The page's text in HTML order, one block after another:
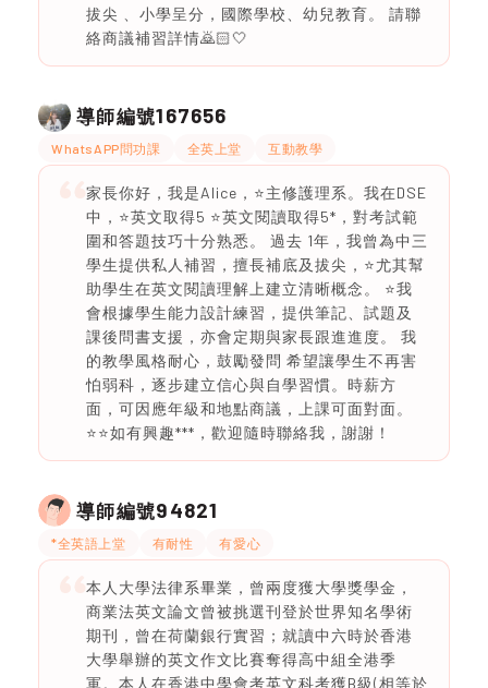
拔尖 、小學呈分，國際學校、幼兒教育。 請聯
絡商議補習詳情🙇🏻🤍
導師編號167656
WhatsAPP問功課 全英上堂 互動教學
家長你好，我是Alice，⭐️主修護理系。我在DSE
中，⭐️英文取得5 ⭐️英文閱讀取得5*，對考試範
圍和答題技巧十分熟悉。 過去 1年，我曾為中三
學生提供私人補習，擅長補底及拔尖，⭐️尤其幫
助學生在英文閱讀理解上建立清晰概念。 ⭐️我
會根據學生能力設計練習，提供筆記、試題及
課後問書支援，亦會定期與家長跟進進度。 我
的教學風格耐心，鼓勵發問 希望讓學生不再害
怕弱科，逐步建立信心與自學習慣。時薪方
面，可因應年級和地點商議，上課可面對面。
⭐️⭐️如有興趣***，歡迎隨時聯絡我，謝謝！
導師編號94821
*全英語上堂 有耐性 有愛心
本人大學法律系畢業，曾兩度獲大學獎學金，
商業法英文論文曾被挑選刊登於世界知名學術
期刊，曾在荷蘭銀行實習；就讀中六時於香港
大學舉辦的英文作文比賽奪得高中組全港季
軍。本人在香港中學會考英文科考獲B級(相等於